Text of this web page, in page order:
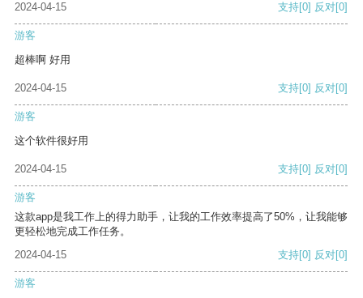
2024-04-15 支持[0] 反对[0]
游客
超棒啊 好用
2024-04-15 支持[0] 反对[0]
游客
这个软件很好用
2024-04-15 支持[0] 反对[0]
游客
这款app是我工作上的得力助手，让我的工作效率提高了50%，让我能够
更轻松地完成工作任务。
2024-04-15
支持[0] 反对[0]
游客